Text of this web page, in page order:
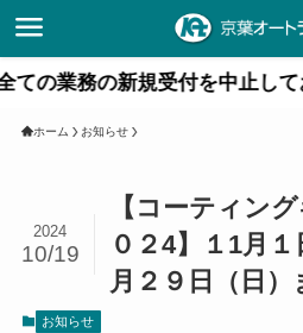
受付を中止しております。
ホーム お知らせ
【コーティン
０２4】１1月
月２９日（日）
2024
10/19
お知らせ